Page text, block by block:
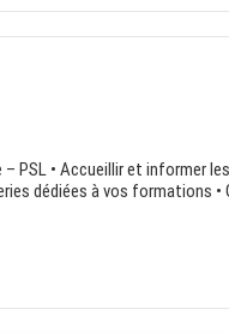
– PSL • Accueillir et informer
dédiées à vos formations •